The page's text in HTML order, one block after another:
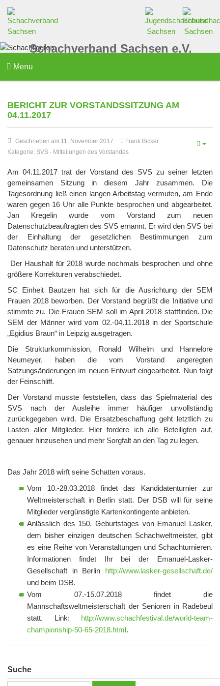
Schachverband Sachsen e.V.
Menu
BERICHT ZUR VORSTANDSSITZUNG AM
04.11.2017
Geschrieben am 11. November 2017
Frank Bicker
Kategorie: SVS - Mitteilungen des Vorstandes
Am 04.11.2017 trat der Vorstand des SVS zu seiner letzten
gemeinsamen Sitzung in diesem Jahr zusammen. Die
Tagesordnung ließ einen langen Arbeitstag vermuten, am Ende
waren gegen 16 Uhr alle Punkte besprochen und abgearbeitet.
Jan Kregelin wurde vom Vorstand zum neuen
Datenschutzbeauftragten des SVS ernannt. Er wird den SVS bei
der Einhaltung der gesetzlichen Bestimmungen zum
Datenschutz beraten und unterstützen.
Der Haushalt für 2018 wurde nochmals besprochen und ohne
größere Korrekturen verabschiedet.
SC Einheit Bautzen hat sich für die Ausrichtung der SEM
Frauen 2018 beworben. Der Vorstand begrüßt die Initiative und
stimmte zu. Die Frauen SEM soll im April 2018 stattfinden. Die
SEM der Männer wird vom 02.-04.11.2018 in der Sportschule
„Egidius Braun“ in Leipzig ausgetragen.
Die Strukturkommission, Ronald Wilhelm und Hannelore
Neumeyer, haben die vom Vorstand angeregten
Satzungsänderungen im neuen Entwurf eingearbeitet. Nun folgt
der Feinschliff.
Der Vorstand musste feststellen, dass das Spielmaterial des
SVS nach der Ausleihe immer häufiger unvollständig
zurückgegeben wird. Die Ersatzbeschaffung geht letztlich zu
Lasten aller Mitglieder. Hier fordere ich alle Beteiligten auf,
genauer hinzusehen und mehr Sorgfalt an den Tag zu legen.
Das Jahr 2018 wirft seine Schatten voraus.
Vom 10.-28.03.2018 findet das Kandidatenturnier zur
Weltmeisterschaft in Berlin statt. Der DSB will für seine
Mitglieder vergünstigte Kartenkontingente anbieten.
Anlässlich des 150. Geburtstages von Emanuel Lasker,
dem bisher einzigen deutschen Schachweltmeister, gibt
es eine Reihe von Veranstaltungen und Schachturnieren.
Informationen findet Ihr bei der Emanuel-Lasker-
Gesellschaft in Berlin http://www.lasker-gesellschaft.de/
und beim DSB.
Vom 07.-15.07.2018 findet die
Mannschaftsweltmeisterschaft der Senioren in Radebeul
statt. Link: http://www.schachfestival.de/world-team-
championship-50-65-2018.html.
Suche